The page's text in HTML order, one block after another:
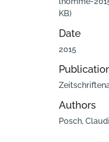
KB)
Date
2015
Authors
Posch,